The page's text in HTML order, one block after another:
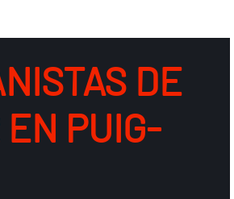
DE
EN PUIG-